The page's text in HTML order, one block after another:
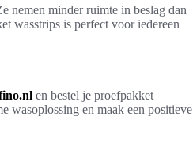
nemen minder ruimte in beslag dan
wasstrips is perfect voor iedereen
en bestel je proefpakket
wasoplossing en maak een positieve